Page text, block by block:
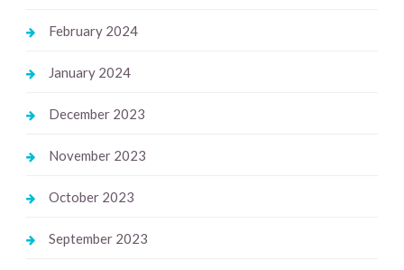
February 2024
January 2024
December 2023
November 2023
October 2023
September 2023